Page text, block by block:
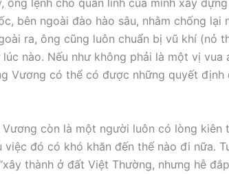
ông lệnh cho quân lính của mình xây
bên ngoài đào hào sâu, nhằm chống lại
ra, ông cũng luôn chuẩn bị vũ khí (nỏ
nào. Nếu như không phải là một vị vua
Vương có thể có được những quyết định
Vương còn là một người luôn có lòng kiên
việc đó có khó khăn đến thế nào đi nữa.
thành ở đất Việt Thường, nhưng hễ